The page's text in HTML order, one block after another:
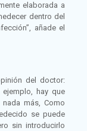
elaborada a
dentro del
añade el
del doctor:
hay que
más, Como
se puede
sin introducirlo